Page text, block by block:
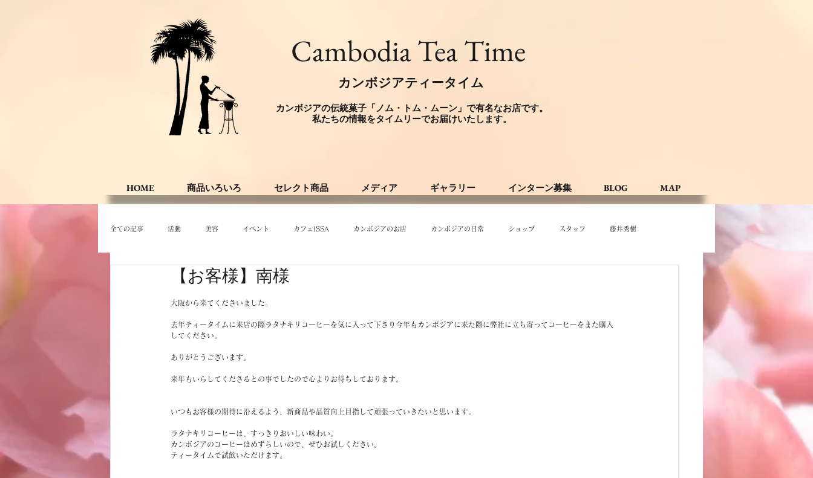
​Cambodia Tea Time
カンボジアティータイム
カンボジアの伝統菓子「ノム・トム・ムーン」で有名なお店です。
​私たちの情報をタイムリーでお届けいたします。
HOME 商品いろいろ セレクト商品 メディア ギャラリー インターン募集 BLOG MAP
全ての記事 活動 美容 イベント カフェISSA カンボジアのお店 カンボジアの日常 ショップ スタッフ 藤井秀樹
商品 ノムトムムーン
【お客様】南様
大阪から来てくださいました。
去年ティータイムに来店の際ラタナキリコーヒーを気に入って下さり今年もカンボジアに来た際に弊社に立ち寄ってコーヒーをまた購入
してください。
ありがとうございます。
来年もいらしてくださるとの事でしたので心よりお待ちしております。
いつもお客様の期待に沿えるよう、新商品や品質向上目指して頑張っていきたいと思います。
ラタナキリコーヒーは、すっきりおいしい味わい。
カンボジアのコーヒーはめずらしいので、ぜひお試しください。
ティータイムで試飲いただけます。